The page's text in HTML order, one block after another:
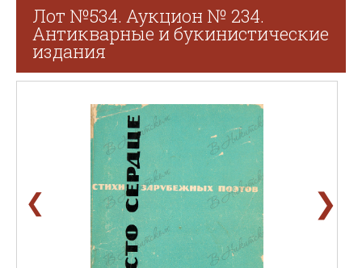
Лот №534. Аукцион № 234.
Антикварные и букинистические
издания
❮ ❯